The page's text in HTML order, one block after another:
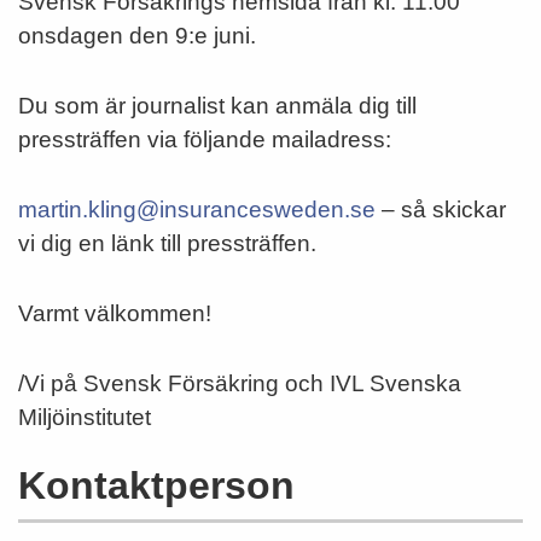
onsdagen den 9:e juni.
Du som är journalist kan anmäla dig till
pressträffen via följande mailadress:
martin.kling@insurancesweden.se – så skickar
vi dig en länk till pressträffen.
Varmt välkommen!
/Vi på Svensk Försäkring och IVL Svenska
Miljöinstitutet
Kontaktperson